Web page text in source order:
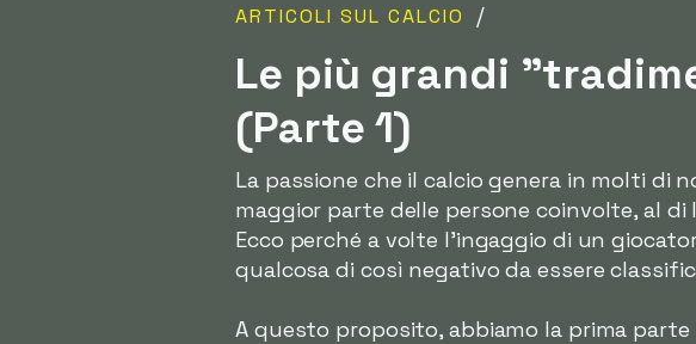
ARTICOLI SUL CALCIO /
Le più grandi
(Parte 1)
La passione che il calcio genera in molti di
maggior parte delle persone coinvolte, al
Ecco perché a volte l'ingaggio di un
qualcosa di così negativo da essere
A questo proposito, abbiamo la prima